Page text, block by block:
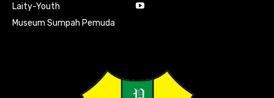
Laity-Youth
Museum Sumpah Pemuda